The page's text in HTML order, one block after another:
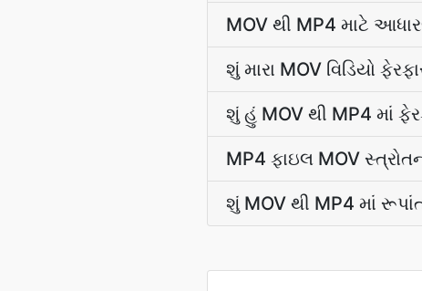
MOV થી MP4 માટે
શું મારા MOV વિડિયો
શું હું MOV થી MP4 માં
MP4 ફાઇલ MOV
શું MOV થી MP4 માં